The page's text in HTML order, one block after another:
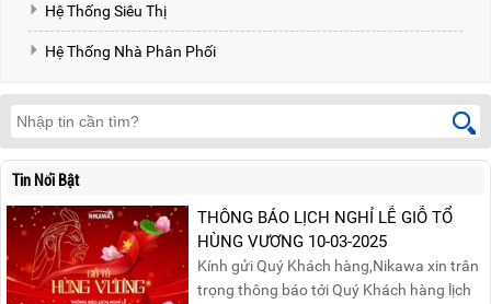
Hệ Thống Siêu Thị
Hệ Thống Nhà Phân Phối
Tin Nổi Bật
THÔNG BÁO LỊCH NGHỈ LỄ GIỖ TỔ
HÙNG VƯƠNG 10-03-2025
Kính gửi Quý Khách hàng,Nikawa xin trân
trọng thông báo tới Quý Khách hàng lịch